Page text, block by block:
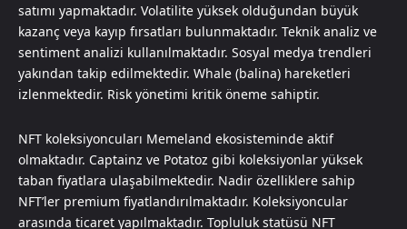
satımı yapmaktadır. Volatilite yüksek olduğundan büyük
kazanç veya kayıp fırsatları bulunmaktadır. Teknik analiz ve
sentiment analizi kullanılmaktadır. Sosyal medya trendleri
yakından takip edilmektedir. Whale (balina) hareketleri
izlenmektedir. Risk yönetimi kritik öneme sahiptir.
NFT koleksiyoncuları Memeland ekosisteminde aktif
olmaktadır. Captainz ve Potatoz gibi koleksiyonlar yüksek
taban fiyatlara ulaşabilmektedir. Nadir özelliklere sahip
NFT’ler premium fiyatlandırılmaktadır. Koleksiyoncular
arasında ticaret yapılmaktadır. Topluluk statüsü NFT